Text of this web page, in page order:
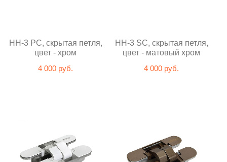
HH-3 PC, скрытая петля,
цвет - хром
4 000 руб.
HH-3 SC, скрытая петля,
цвет - матовый хром
4 000 руб.